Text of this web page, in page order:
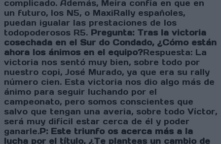
complicado. Además, Meira confía en que en
un futuro, los N5, o MaxiRally españoles,
puedan igualar las prestaciones de los
todopoderosos R5. Pregunta: Tras la victoria
cosechada en el Sur do Condado, ¿Cómo están
ahora los ánimos en el equipo?Respuesta: La
victoria nos sentó muy bien, sobre todo por
nuestro copi, José Murado, ya que era su rally
número cien. Esta victoria nos dio algo más de
ánimo para seguir luchando por el
campeonato, pero somos conscientes que
salvo que tengan una averia, sobre todo Víctor,
será muy difícil estar cerca de él y poder
ganarle.P: Este triunfo os acerca más a la
lucha por el título, ¿Te planteas un cambio de